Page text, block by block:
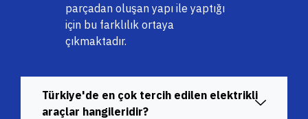
parçadan oluşan yapı ile yaptığı
için bu farklılık ortaya
çıkmaktadır.
Türkiye'de en çok tercih edilen elektrikli
araçlar hangileridir?